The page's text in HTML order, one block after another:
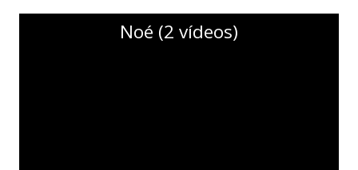
Noé (2 vídeos)